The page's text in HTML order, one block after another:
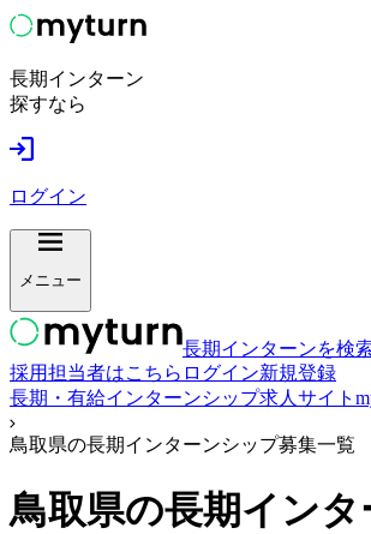
長期インターン
探すなら
ログイン
メニュー
長期インターンを検
採用担当者はこちら ログイン新規登録
長期・有給インターンシップ求人サイト
鳥取県の長期インターンシップ募集一覧
鳥取県の長期インタ